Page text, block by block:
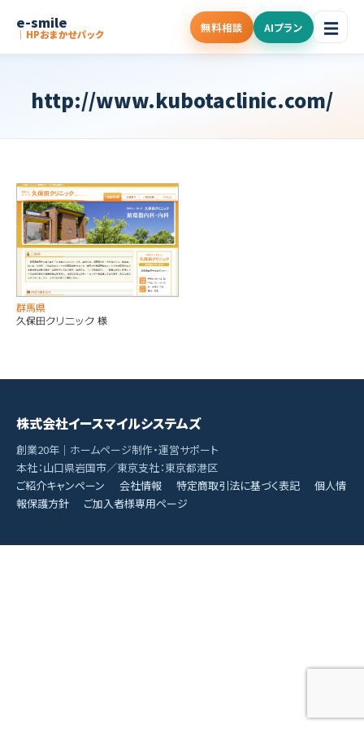
e-smile
｜HPおまかせパック 無料相談 AIプラン ☰
http://www.kubotaclinic.com/
株式会社イースマイルシステムズ
創業20年｜ホームページ制作・運営サポート
本社：山口県岩国市／東京支社：東京都港区
ご紹介キャンペーン
会社情報 特定商取引法に基づく表記
個人情
報保護方針
ご加入者様専用ページ